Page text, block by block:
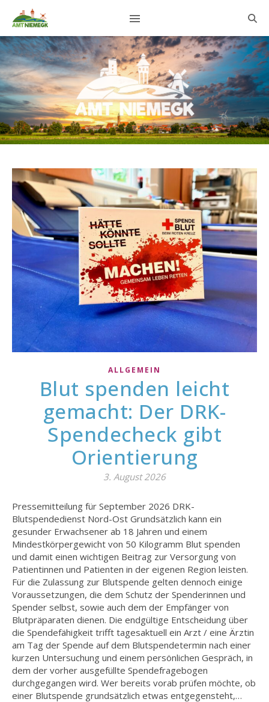
ALLGEMEIN
Blut spenden leicht
gemacht: Der DRK-
Spendecheck gibt
Orientierung
3. August 2026
Pressemitteilung für September 2026 DRK-
Blutspendedienst Nord-Ost Grundsätzlich kann ein
gesunder Erwachsener ab 18 Jahren und einem
Mindestkörpergewicht von 50 Kilogramm Blut spenden
und damit einen wichtigen Beitrag zur Versorgung von
Patientinnen und Patienten in der eigenen Region leisten.
Für die Zulassung zur Blutspende gelten dennoch einige
Voraussetzungen, die dem Schutz der Spenderinnen und
Spender selbst, sowie auch dem der Empfänger von
Blutpräparaten dienen. Die endgültige Entscheidung über
die Spendefähigkeit trifft tagesaktuell ein Arzt / eine Ärztin
am Tag der Spende auf dem Blutspendetermin nach einer
kurzen Untersuchung und einem persönlichen Gespräch, in
dem der vorher ausgefüllte Spendefragebogen
durchgegangen wird. Wer bereits vorab prüfen möchte, ob
einer Blutspende grundsätzlich etwas entgegensteht,…